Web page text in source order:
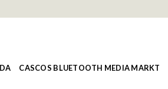
CASCOS BLUETOOTH MEDIA MARKT